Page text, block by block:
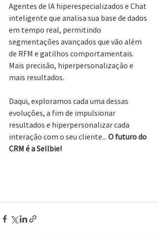
Agentes de IA hiperespecializados e Chat
inteligente que analisa sua base de dados
em tempo real, permitindo
segmentações avançados que vão além
de RFM e gatilhos comportamentais.
Mais precisão, hiperpersonalização e
mais resultados.
Daqui, exploramos cada uma dessas
evoluções, a fim de impulsionar
resultados e hiperpersonalizar cada
interação com o seu cliente... O futuro do
CRM é a Sellbie!